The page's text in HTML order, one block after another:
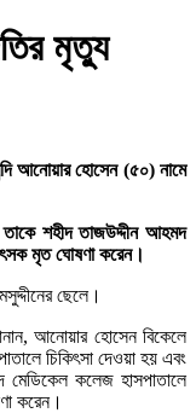
মৃত্যু
আনোয়ার হোসেন (৫০) নামে
শহীদ তাজউদ্দীন আহমদ
মৃত ঘোষণা করেন।
ছেলে।
আনোয়ার হোসেন বিকেলে
চিকিৎসা দেওয়া হয় এবং
মেডিকেল কলেজ হাসপাতালে
করেন।